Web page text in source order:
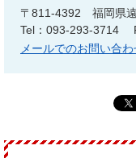
〒811-4392
福岡県
Tel：093-293-3714
メールでのお問い合